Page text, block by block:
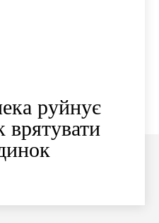
руйнує
врятувати